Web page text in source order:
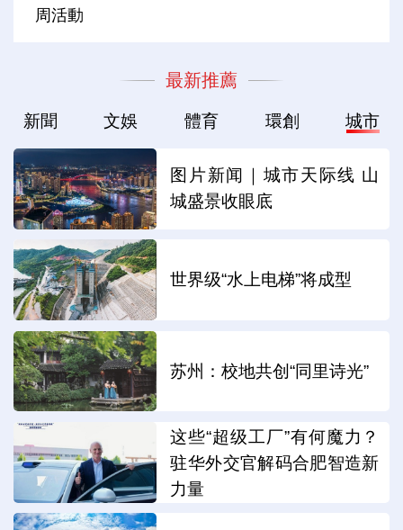
周活動
最新推薦
新聞 文娛 體育 環創 城市
图片新闻｜城市天际线 山
城盛景收眼底
世界级“水上电梯”将成型
苏州：校地共创“同里诗光”
这些“超级工厂”有何魔力？
驻华外交官解码合肥智造新
力量